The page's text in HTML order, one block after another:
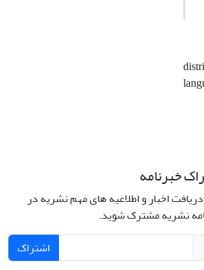
خبرنامه
اخبار و اطلاعیه های مهم نشریه در
نشریه مشترک شوید.
اشتراک